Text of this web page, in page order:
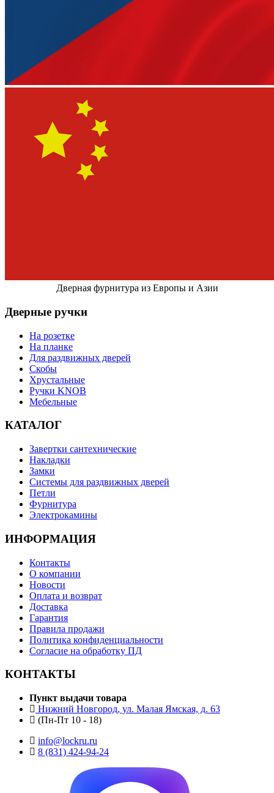
Дверная фурнитура из Европы и Азии
Дверные ручки
На розетке
На планке
Для раздвижных дверей
Скобы
Хрустальные
Ручки KNOB
Мебельные
КАТАЛОГ
Завертки сантехнические
Накладки
Замки
Системы для раздвижных дверей
Петли
Фурнитура
Электрокамины
ИНФОРМАЦИЯ
Контакты
О компании
Новости
Оплата и возврат
Доставка
Гарантия
Правила продажи
Политика конфиденциальности
Согласие на обработку ПД
КОНТАКТЫ
Пункт выдачи товара
Нижний Новгород, ул. Малая Ямская, д. 63
(Пн-Пт 10 - 18)
info@lockru.ru
8 (831) 424-94-24